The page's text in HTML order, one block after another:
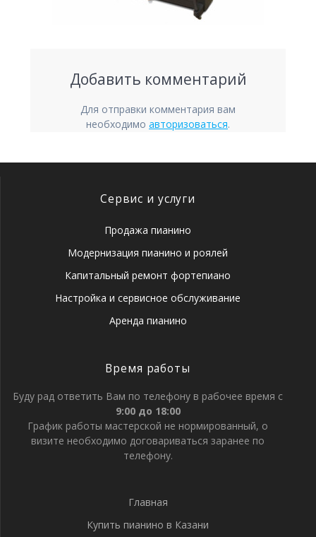
Добавить комментарий
Для отправки комментария вам
необходимо авторизоваться.
Сервис и услуги
Продажа пианино
Модернизация пианино и роялей
Капитальный ремонт фортепиано
Настройка и сервисное обслуживание
Аренда пианино
Время работы
Буду рад ответить Вам по телефону в рабочее время с
9:00 до 18:00
График работы мастерской не нормированный, о
визите необходимо договариваться заранее по
телефону.
Главная
Купить пианино в Казани